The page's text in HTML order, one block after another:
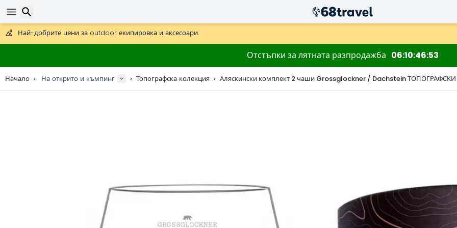
Получете безплатна доставка при поръчки над 59 €.
Предлага се и DHL Express за една нощ.
Отстъпки за лятната разпродажба 06 10 46 52
Начало На открито и къмпинг Топографска колекция Аляскински комплект 2 чаши Grossglockner / Dachstein ТОПОГРАФСКИ